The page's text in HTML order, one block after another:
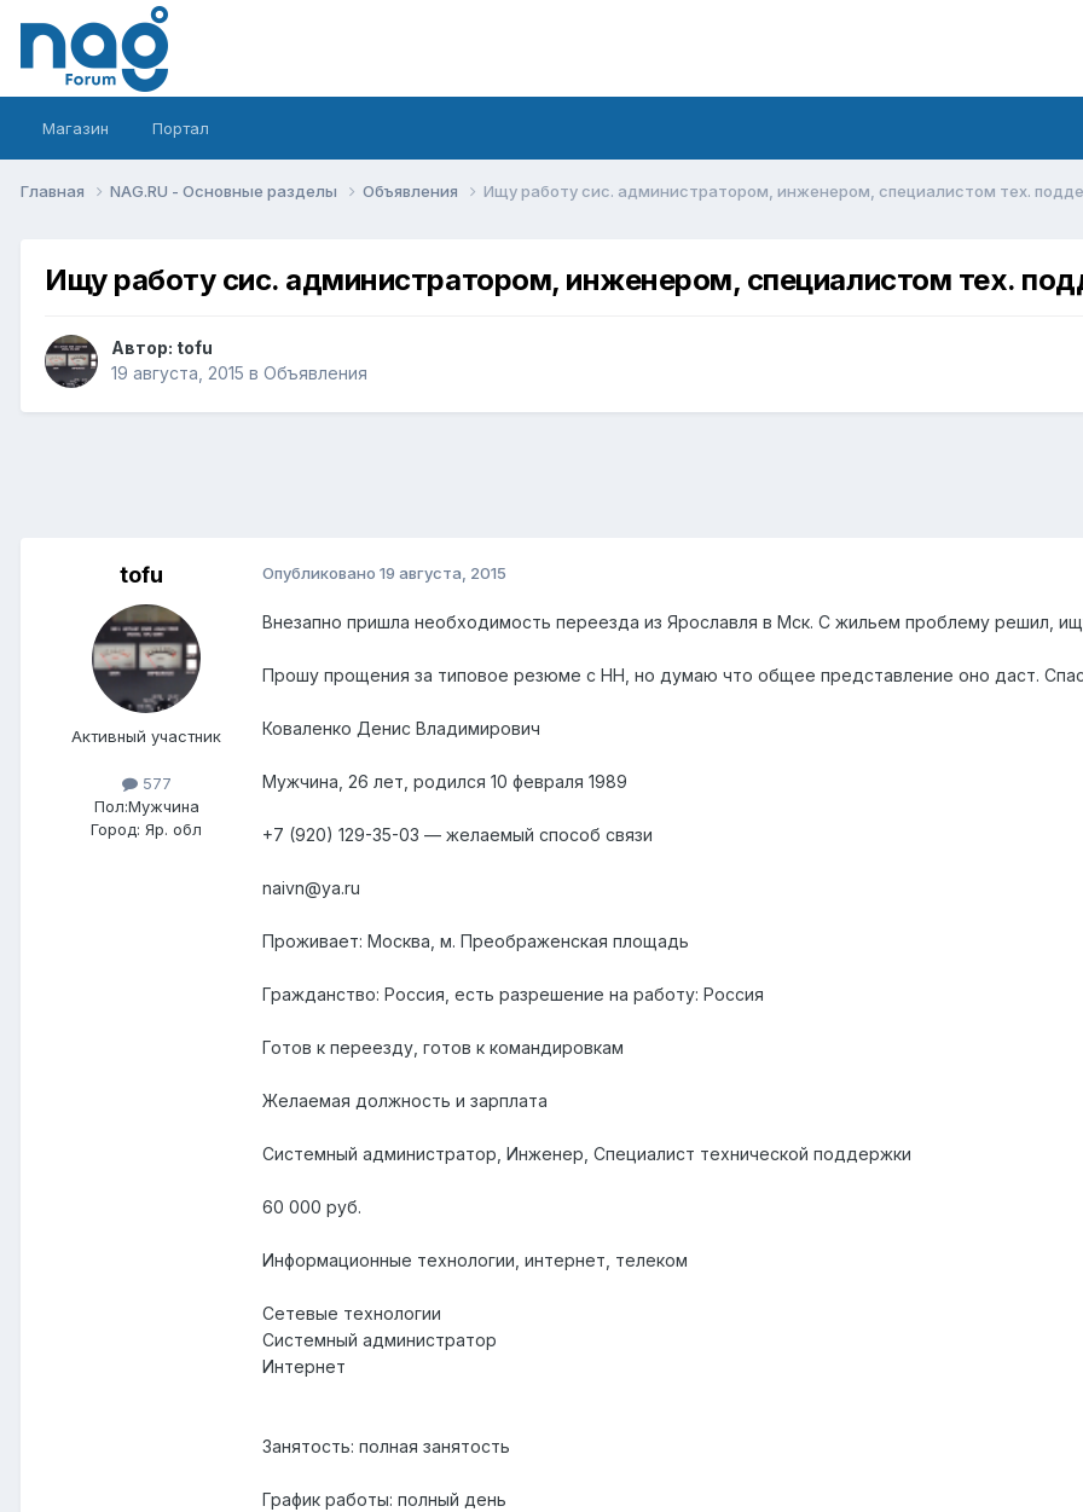
Магазин Портал
Главная NAG.RU - Основные разделы Объявления Ищу работу сис. администратором, инженером, специалистом тех.
Ищу работу сис. администратором, инженером, специалистом тех.
Автор: tofu
19 августа, 2015 в Объявления
tofu
Активный участник
577
Пол:Мужчина
Город: Яр. обл
Опубликовано 19 августа, 2015
Внезапно пришла необходимость переезда из Ярославля в Мск. С жильем проблему решил,
Прошу прощения за типовое резюме с HH, но думаю что общее представление оно даст.
Коваленко Денис Владимирович
Мужчина, 26 лет, родился 10 февраля 1989
+7 (920) 129-35-03 — желаемый способ связи
naivn@ya.ru
Проживает: Москва, м. Преображенская площадь
Гражданство: Россия, есть разрешение на работу: Россия
Готов к переезду, готов к командировкам
Желаемая должность и зарплата
Системный администратор, Инженер, Специалист технической поддержки
60 000 руб.
Информационные технологии, интернет, телеком
Сетевые технологии
Системный администратор
Интернет
Занятость: полная занятость
График работы: полный день